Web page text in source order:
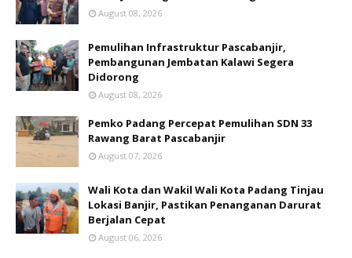
August 08, 2026
Pemulihan Infrastruktur Pascabanjir,
Pembangunan Jembatan Kalawi Segera
Didorong
August 08, 2026
Pemko Padang Percepat Pemulihan SDN 33
Rawang Barat Pascabanjir
August 07, 2026
Wali Kota dan Wakil Wali Kota Padang Tinjau
Lokasi Banjir, Pastikan Penanganan Darurat
Berjalan Cepat
August 06, 2026